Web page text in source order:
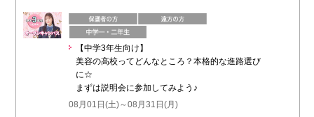
【中学3年生向け】
美容の高校ってどんなところ？本格的な進路選び
に☆
まずは説明会に参加してみよう♪
08月01日(土)～08月31日(月)